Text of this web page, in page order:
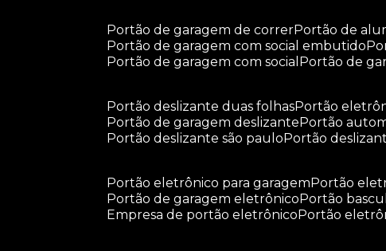
portão de garagem de correr
portão de
portão de garagem com social embutido
portão de garagem com social
portão de
portão deslizante duas folhas
portão
portão de garagem deslizante
portão
portão deslizante são paulo
portão
portão eletrônico para garagem
portão
portão de garagem eletrônico
portão
empresa de portão eletrônico
portão